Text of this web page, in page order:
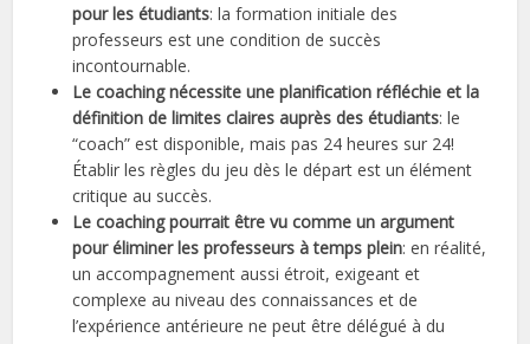
pour les étudiants: la formation initiale des
professeurs est une condition de succès
incontournable.
Le coaching nécessite une planification réfléchie et la
définition de limites claires auprès des étudiants: le
“coach” est disponible, mais pas 24 heures sur 24!
Établir les règles du jeu dès le départ est un élément
critique au succès.
Le coaching pourrait être vu comme un argument
pour éliminer les professeurs à temps plein: en réalité,
un accompagnement aussi étroit, exigeant et
complexe au niveau des connaissances et de
l’expérience antérieure ne peut être délégué à du